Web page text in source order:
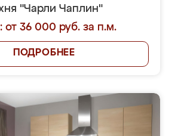
"Чарли Чаплин"
от 36 000 руб. за п.м.
ПОДРОБНЕЕ